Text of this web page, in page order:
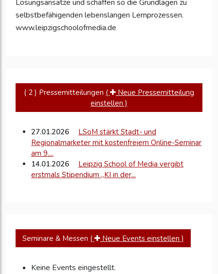
Lösungsansätze und schaffen so die Grundlagen zu
selbstbefähigenden lebenslangen Lernprozessen.
www.leipzigschoolofmedia.de
( 2 ) Pressemitteilungen (
Neue Pressemitteilung
einstellen )
27.01.2026
LSoM stärkt Stadt- und
Regionalmarketer mit kostenfreiem Online-Seminar
am 9....
14.01.2026
Leipzig School of Media vergibt
erstmals Stipendium „KI in der...
Seminare & Messen ( Neue Events einstellen )
Keine Events eingestellt.